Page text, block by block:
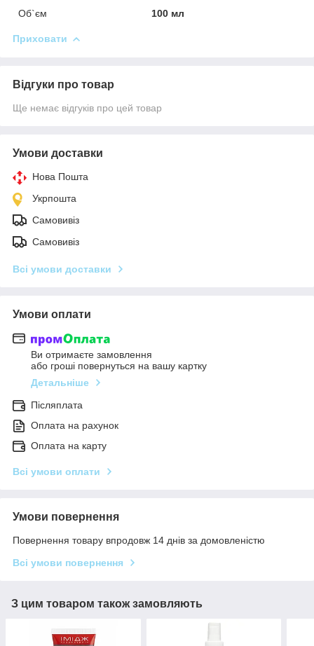
Об`єм
100 мл
Приховати
Відгуки про товар
Ще немає відгуків про цей товар
Умови доставки
Нова Пошта
Укрпошта
Самовивіз
Самовивіз
Всі умови доставки
Умови оплати
Ви отримаєте замовлення
або гроші повернуться на вашу картку
Детальніше
Післяплата
Оплата на рахунок
Оплата на карту
Всі умови оплати
Умови повернення
Повернення товару впродовж 14 днів за домовленістю
Всі умови повернення
З цим товаром також замовляють